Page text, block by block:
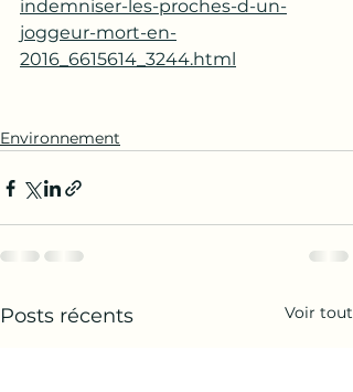
indemniser-les-proches-d-un-
joggeur-mort-en-
2016_6615614_3244.html
Environnement
Posts récents Voir tout